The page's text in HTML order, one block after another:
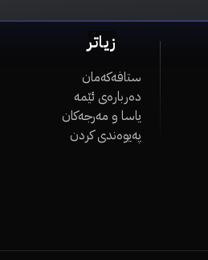
زیاتر
ستافەکەمان
دەربارەی ئێمە
یاسا و مەرجەکان
پەیوەندی کردن